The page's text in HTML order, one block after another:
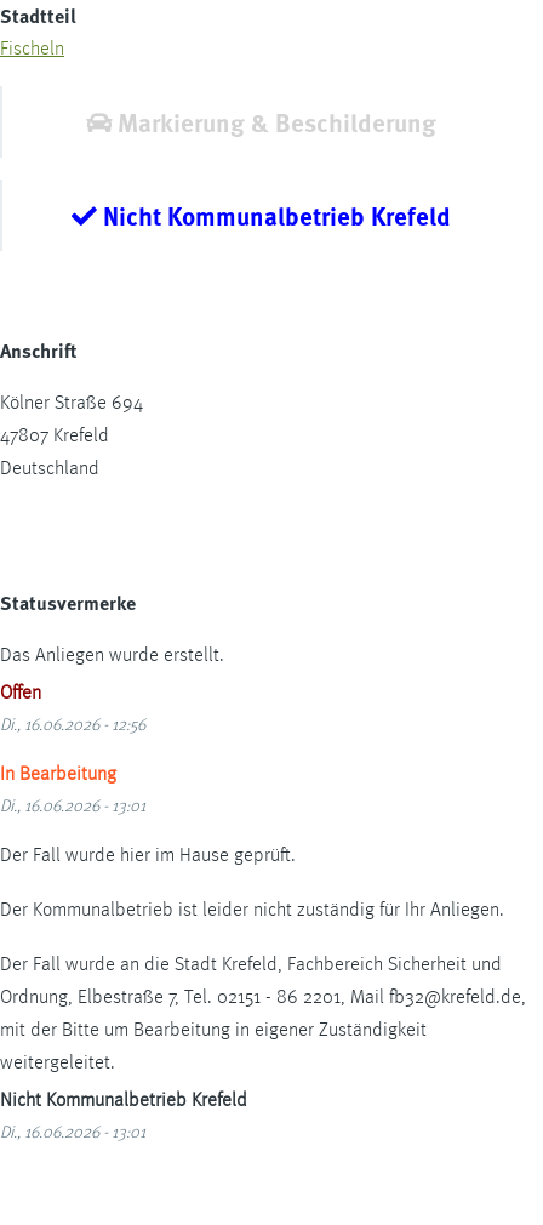
Stadtteil
Fischeln
Markierung & Beschilderung
Nicht Kommunalbetrieb Krefeld
Anschrift
Kölner Straße 694
47807 Krefeld
Deutschland
Statusvermerke
Das Anliegen wurde erstellt.
Offen
Di., 16.06.2026 - 12:56
In Bearbeitung
Di., 16.06.2026 - 13:01
Der Fall wurde hier im Hause geprüft.
Der Kommunalbetrieb ist leider nicht zuständig für Ihr Anliegen.
Der Fall wurde an die Stadt Krefeld, Fachbereich Sicherheit und
Ordnung, Elbestraße 7, Tel. 02151 - 86 2201, Mail fb32@krefeld.de,
mit der Bitte um Bearbeitung in eigener Zuständigkeit
weitergeleitet.
Nicht Kommunalbetrieb Krefeld
Di., 16.06.2026 - 13:01